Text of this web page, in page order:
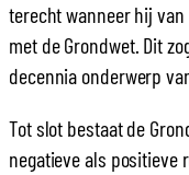
terecht wanneer hij
met de Grondwet. Dit
decennia onderwerp
Tot slot bestaat de
negatieve als positieve